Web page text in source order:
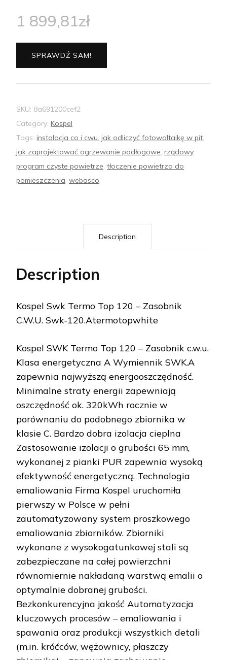
1 899,81zł
SPRAWDŹ SAM!
SKU: 8a691200cef2
Category: Kospel
Tags: instalacja co i cwu, jak odliczyć fotowoltaikę w pit,
jak zaprojektować ogrzewanie podłogowe, rządowy
program czyste powietrze, tłoczenie powietrza do
pomieszczenia, webasco
Description
Description
Kospel Swk Termo Top 120 – Zasobnik
C.W.U. Swk-120.Atermotopwhite
Kospel SWK Termo Top 120 – Zasobnik c.w.u.
Klasa energetyczna A Wymiennik SWK.A
zapewnia najwyższą energooszczędność.
Minimalne straty energii zapewniają
oszczędność ok. 320kWh rocznie w
porównaniu do podobnego zbiornika w
klasie C. Bardzo dobra izolacja cieplna
Zastosowanie izolacji o grubości 65 mm,
wykonanej z pianki PUR zapewnia wysoką
efektywność energetyczną. Technologia
emaliowania Firma Kospel uruchomiła
pierwszy w Polsce w pełni
zautomatyzowany system proszkowego
emaliowania zbiorników. Zbiorniki
wykonane z wysokogatunkowej stali są
zabezpieczane na całej powierzchni
równomiernie nakładaną warstwą emalii o
optymalnie dobranej grubości.
Bezkonkurencyjna jakość Automatyzacja
kluczowych procesów – emaliowania i
spawania oraz produkcji wszystkich detali
(m.in. króćców, wężownicy, płaszczy